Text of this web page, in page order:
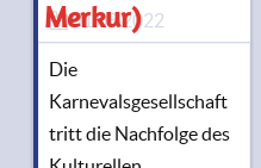
Merkur)
01.08.2022
Die
Karnevalsgesellschaft
tritt die Nachfolge des